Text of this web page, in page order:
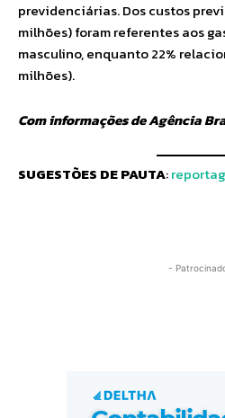
previdenciárias. Dos custos
milhões) foram referentes aos
masculino, enquanto 22%
milhões).
Com informações de Agência
SUGESTÕES DE PAUTA:
-